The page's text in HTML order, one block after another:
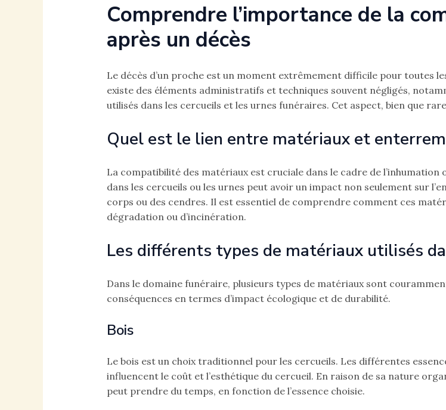
Comprendre l’importance de la
après un décès
Le décès d’un proche est un moment extrêmement difficile pour toutes
existe des éléments administratifs et techniques souvent négligés,
utilisés dans les cercueils et les urnes funéraires. Cet aspect, bien que
Quel est le lien entre matériaux et
La compatibilité des matériaux est cruciale dans le cadre de
dans les cercueils ou les urnes peut avoir un impact non seulement sur
corps ou des cendres. Il est essentiel de comprendre comment ces
dégradation ou d’incinération.
Les différents types de matériaux utilisés
Dans le domaine funéraire, plusieurs types de matériaux sont
conséquences en termes d’impact écologique et de durabilité.
Bois
Le bois est un choix traditionnel pour les cercueils. Les différentes
influencent le coût et l’esthétique du cercueil. En raison de sa nature
peut prendre du temps, en fonction de l’essence choisie.